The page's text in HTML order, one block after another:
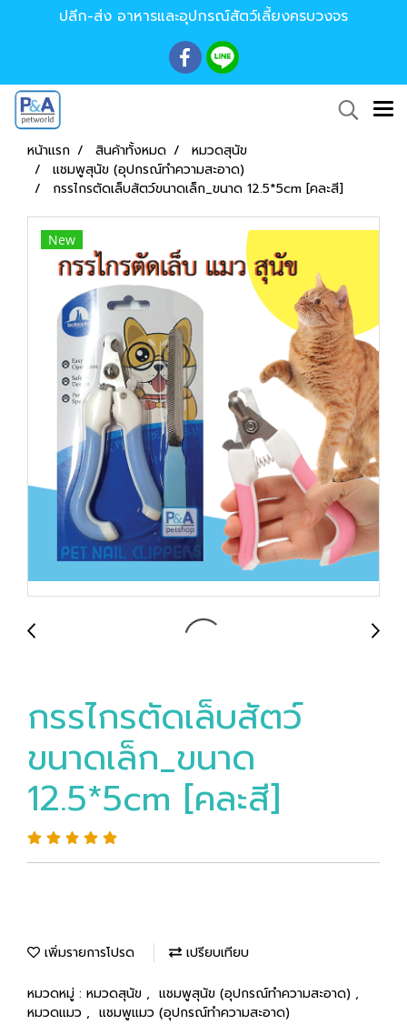
ปลีก-ส่ง อาหารและอุปกรณ์สัตว์เลี้ยงครบวงจร
หน้าแรก สินค้าทั้งหมด
หมวดสุนัข
แชมพูสุนัข (อุปกรณ์ทำความสะอาด)
กรรไกรตัดเล็บสัตว์ขนาดเล็ก_ขนาด 12.5*5cm [คละสี]
New
กรรไกรตัดเล็บสัตว์
ขนาดเล็ก_ขนาด
12.5*5cm [คละสี]
เพิ่มรายการโปรด เปรียบเทียบ
หมวดหมู่ : หมวดสุนัข , แชมพูสุนัข (อุปกรณ์ทำความสะอาด) ,
หมวดแมว , แชมพูแมว (อุปกรณ์ทำความสะอาด)